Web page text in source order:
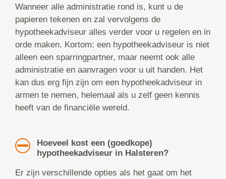
Wanneer alle administratie rond is, kunt u de
papieren tekenen en zal vervolgens de
hypotheekadviseur alles verder voor u regelen en in
orde maken. Kortom: een hypotheekadviseur is niet
alleen een sparringpartner, maar neemt ook alle
administratie en aanvragen voor u uit handen. Het
kan dus erg fijn zijn om een hypotheekadviseur in
armen te nemen, helemaal als u zelf geen kennis
heeft van de financiële wereld.
Hoeveel kost een (goedkope)
hypotheekadviseur in Halsteren?
Er zijn verschillende opties als het gaat om het